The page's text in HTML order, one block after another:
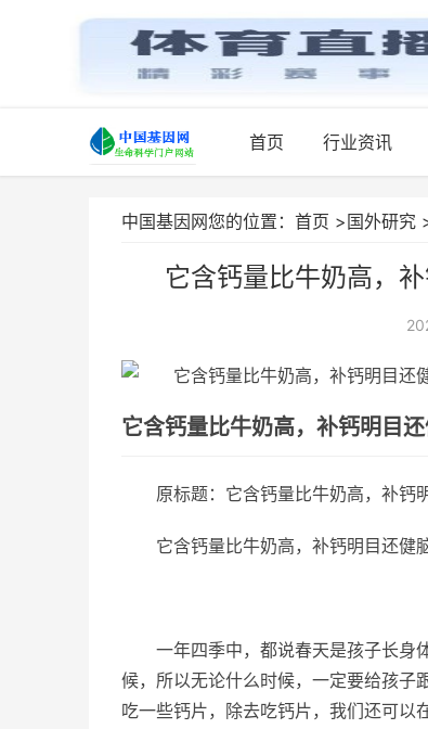
首页 行业资讯
中国基因网您的位置： 首页 > 国外研究
它含钙量比牛奶高，
它含钙量比牛奶高，补钙明目
原标题：它含钙量比牛奶高，补钙
它含钙量比牛奶高，补钙明目还健
一年四季中，都说春天是孩子长身
候，所以无论什么时候，一定要给孩子
吃一些钙片，除去吃钙片，我们还可以